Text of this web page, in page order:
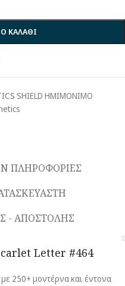
ΚΑΛΑΘΙ
SHIELD ΗΜΙΜΟΝΙΜΟ
ΠΛΗΡΟΦΟΡΙΕΣ
- ΑΠΟΣΤΟΛΗΣ
Letter #464
με 250+ μοντέρνα και έντονα